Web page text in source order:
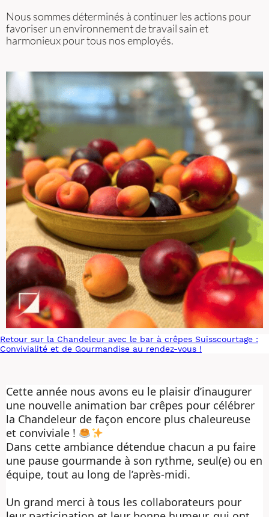
Nous sommes déterminés à continuer les actions pour
favoriser un environnement de travail sain et
harmonieux pour tous nos employés.
Retour sur la Chandeleur avec le bar à crêpes Suisscourtage :
Convivialité et de Gourmandise au rendez-vous !
Cette année nous avons eu le plaisir d’inaugurer
une nouvelle animation bar crêpes pour célébrer
la Chandeleur de façon encore plus chaleureuse
et conviviale !
Dans cette ambiance détendue chacun a pu faire
une pause gourmande à son rythme, seul(e) ou en
équipe, tout au long de l’après-midi.
Un grand merci à tous les collaborateurs pour